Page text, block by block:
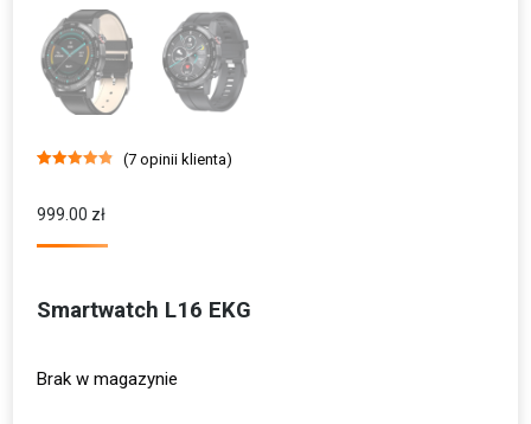
999.00 zł
podstawie
ocen
(7 opinii klienta)
Smartwatch L16 EKG
Brak w magazynie